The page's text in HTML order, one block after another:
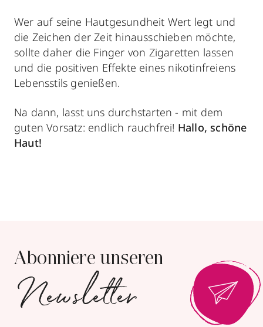
Wer auf seine Hautgesundheit Wert legt und
die Zeichen der Zeit hinausschieben möchte,
sollte daher die Finger von Zigaretten lassen
und die positiven Effekte eines nikotinfreiens
Lebensstils genießen.
Na dann, lasst uns durchstarten - mit dem
guten Vorsatz: endlich rauchfrei! Hallo, schöne
Haut!
Abonniere unseren
Newsletter